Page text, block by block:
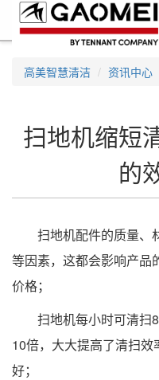
高美智慧清洁 资讯中心
扫地机缩短
的
扫地机配件的质量、
等因素，这都会影响产品
价格；
扫地机每小时可清扫
10倍，大大提高了清扫
好；